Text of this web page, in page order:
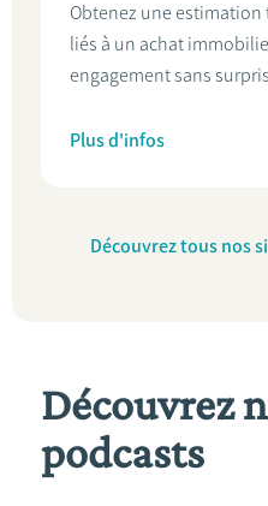
Obtenez une estimation
liés à un achat
engagement sans
Plus d'infos
Découvrez tous nos
Découvrez
podcasts